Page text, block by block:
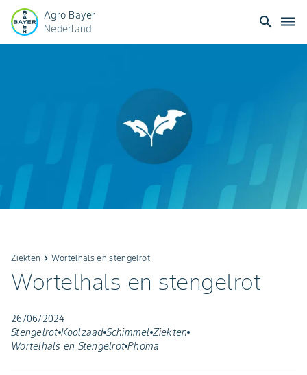
Agro Bayer
Nederland
search dehaze
Ziekten keyboard_arrow_rightWortelhals en stengelrot
Wortelhals en stengelrot
26/06/2024
Stengelrot Koolzaad Schimmel Ziekten
Wortelhals en Stengelrot Phoma